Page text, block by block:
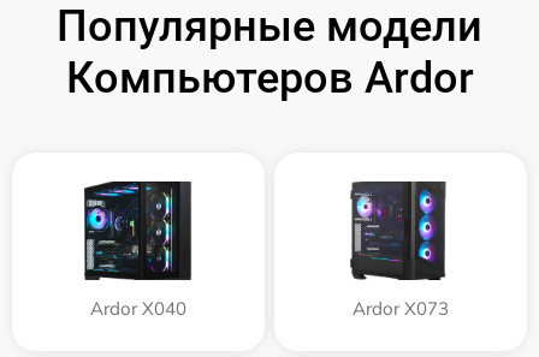
Популярные модели
Компьютеров Ardor
Ardor X040 Ardor X073